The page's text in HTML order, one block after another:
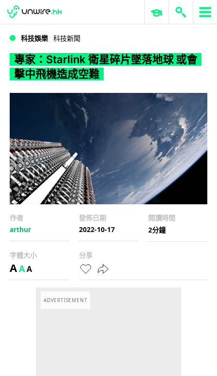
WWDC 2026 ERP 與商業 AI
科技娛樂 科技新聞
專家：Starlink 衛星碎片墜落地球 或會
擊中飛機造成空難
作者
arthur
發佈日期
2022-10-17
閱讀時間
2分鐘
字體大小
AAA
分享
ADVERTISEMENT